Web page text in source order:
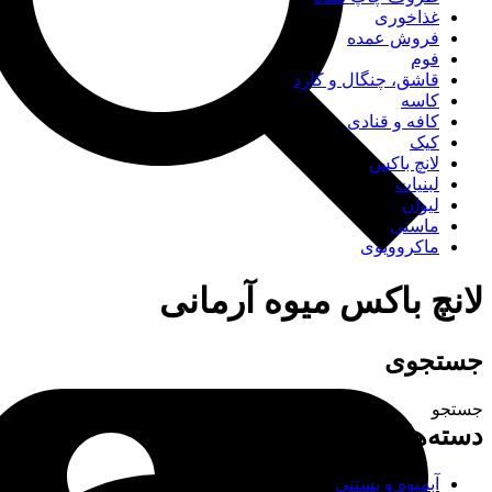
غذاخوری
فروش عمده
فوم
قاشق، چنگال و کارد
کاسه
کافه و قنادی
کیک
لانچ باکس
لبنیات
لیوان
ماستی
ماکروویوی
لانچ باکس میوه آرمانی
جستجوی
جستجو
دسته‌های محصولات
آبمیوه و بستنی